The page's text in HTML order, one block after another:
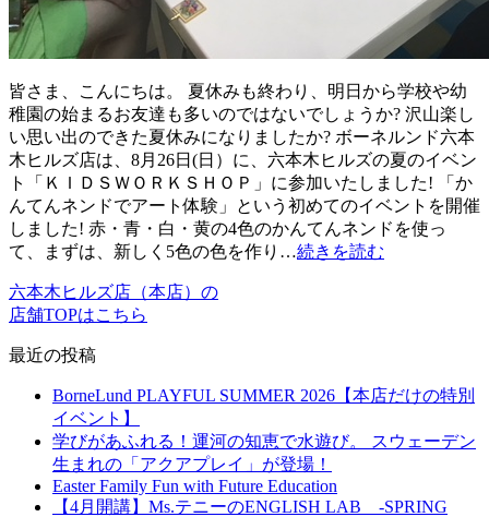
皆さま、こんにちは。 夏休みも終わり、明日から学校や幼
稚園の始まるお友達も多いのではないでしょうか? 沢山楽し
い思い出のできた夏休みになりましたか? ボーネルンド六本
木ヒルズ店は、8月26日(日）に、六本木ヒルズの夏のイベン
ト「ＫＩＤＳＷＯＲＫＳＨＯＰ」に参加いたしました! 「か
んてんネンドでアート体験」という初めてのイベントを開催
しました! 赤・青・白・黄の4色のかんてんネンドを使っ
て、まずは、新しく5色の色を作り…続きを読む
六本木ヒルズ店（本店）の
店舗TOPはこちら
最近の投稿
BorneLund PLAYFUL SUMMER 2026【本店だけの特別
イベント】
学びがあふれる！運河の知恵で水遊び。 スウェーデン
生まれの「アクアプレイ」が登場！
Easter Family Fun with Future Education
【4月開講】Ms.テニーのENGLISH LAB -SPRING